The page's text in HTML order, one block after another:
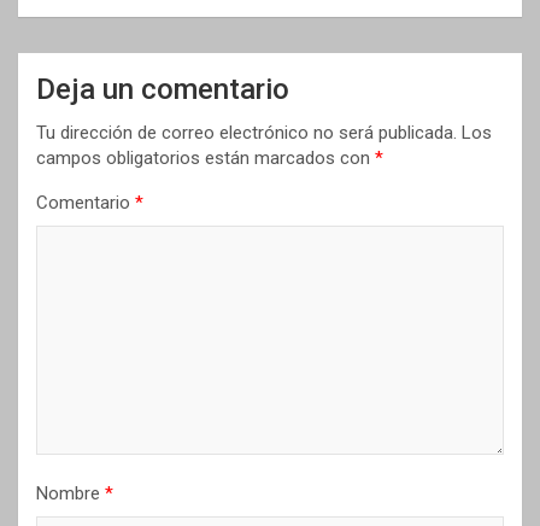
Deja un comentario
Tu dirección de correo electrónico no será publicada. Los
campos obligatorios están marcados con *
Comentario *
Nombre *